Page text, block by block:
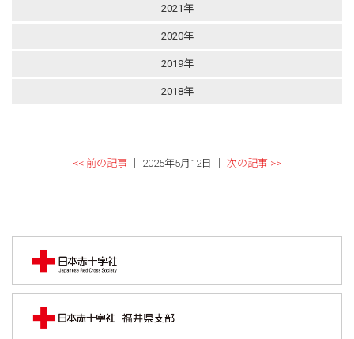
2021年
2020年
2019年
2018年
<< 前の記事│ 2025年5月12日 │ 次の記事 >>